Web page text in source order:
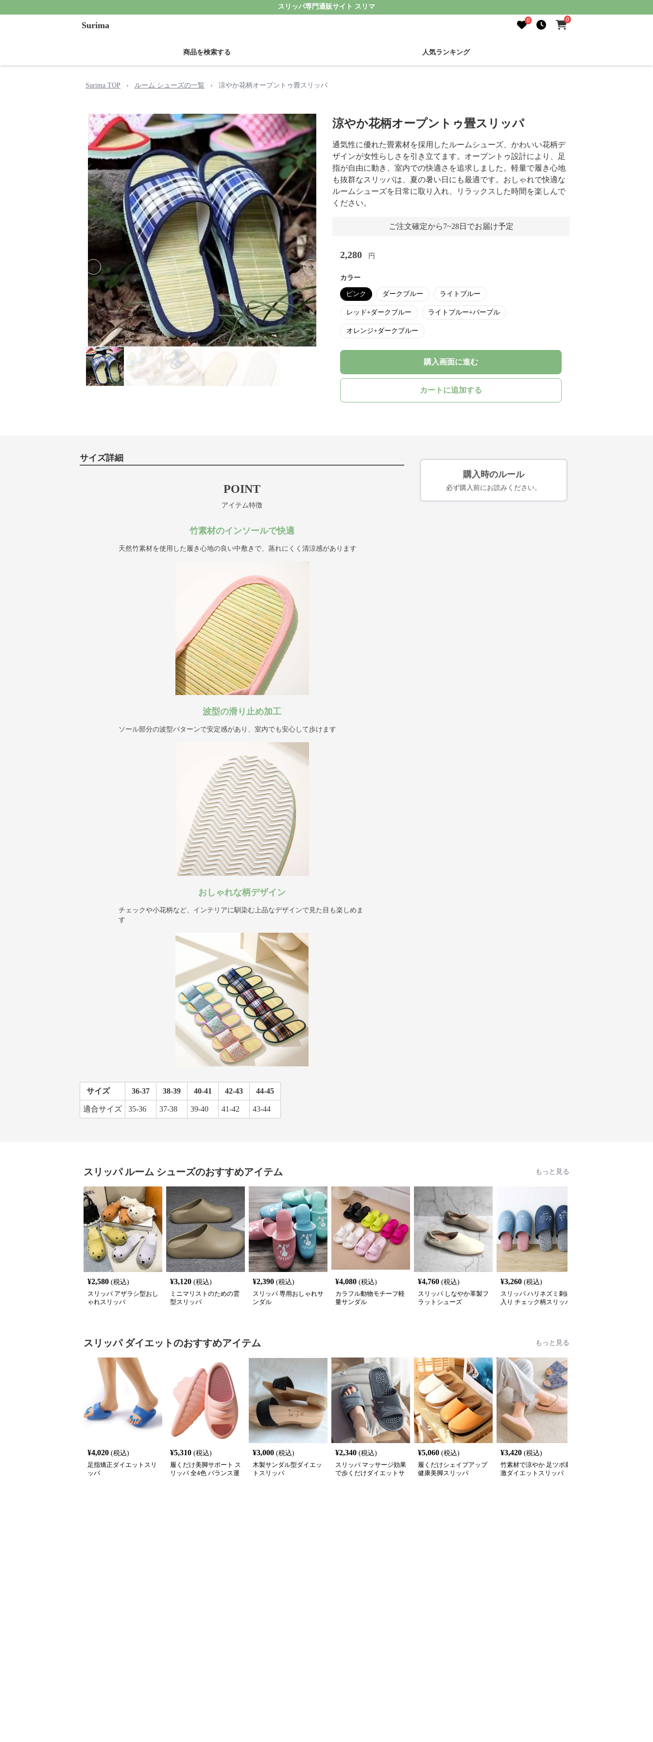
スリッパ専門通販サイト スリマ
Surima 0 0
商品を検索する 人気ランキング
Surima TOP › ルーム シューズの一覧 › 涼やか花柄オープントゥ畳スリッパ
Previous slide Next slide
涼やか花柄オープントゥ畳スリッパ
通気性に優れた畳素材を採用したルームシューズ、かわいい花柄デ
ザインが女性らしさを引き立てます。オープントゥ設計により、足
指が自由に動き、室内での快適さを追求しました。軽量で履き心地
も抜群なスリッパは、夏の暑い日にも最適です。おしゃれで快適な
ルームシューズを日常に取り入れ、リラックスした時間を楽しんで
ください。
ご注文確定から7~28日でお届け予定
2,280 円
カラー
ピンク ダークブルー ライトブルー
レッド+ダークブルー ライトブルー+パープル
オレンジ+ダークブルー
購入画面に進む
カートに追加する
サイズ詳細
POINT
アイテム特徴
竹素材のインソールで快適
天然竹素材を使用した履き心地の良い中敷きで、蒸れにくく清涼感があります
波型の滑り止め加工
ソール部分の波型パターンで安定感があり、室内でも安心して歩けます
おしゃれな柄デザイン
チェックや小花柄など、インテリアに馴染む上品なデザインで見た目も楽しめま
す
サイズ 36-37 38-39 40-41 42-43 44-45
適合サイズ 35-36 37-38 39-40 41-42 43-44
購入時のルール
必ず購入前にお読みください。
スリッパ ルーム シューズのおすすめアイテム もっと見る
¥2,580 (税込)
スリッパ アザラシ型おし
ゃれスリッパ
¥3,120 (税込)
ミニマリストのための雲
型スリッパ
¥2,390 (税込)
スリッパ 専用おしゃれサ
ンダル
¥4,080 (税込)
カラフル動物モチーフ軽
量サンダル
¥4,760 (税込)
スリッパ しなやか革製フ
ラットシューズ
¥3,260 (税込)
スリッパ ハリネズミ刺繍
入り チェック柄スリッパ
スリッパ ダイエットのおすすめアイテム もっと見る
¥4,020 (税込)
足指矯正ダイエットスリ
ッパ
¥5,310 (税込)
履くだけ美脚サポート ス
リッパ 全4色 バランス運
¥3,000 (税込)
木製サンダル型ダイエッ
トスリッパ
¥2,340 (税込)
スリッパ マッサージ効果
で歩くだけダイエットサ
¥5,060 (税込)
履くだけシェイプアップ
健康美脚スリッパ
¥3,420 (税込)
竹素材で涼やか 足ツボ刺
激ダイエットスリッパ